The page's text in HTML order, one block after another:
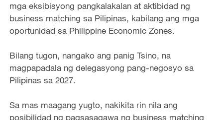
mga eksibisyong pangkalakalan at aktibidad ng
business matching sa Pilipinas, kabilang ang mga
oportunidad sa Philippine Economic Zones.
Bilang tugon, nangako ang panig Tsino, na
magpapadala ng delegasyong pang-negosyo sa
Pilipinas sa 2027.
Sa mas maagang yugto, nakikita rin nila ang
posibilidad ng pagsasagawa ng business matching